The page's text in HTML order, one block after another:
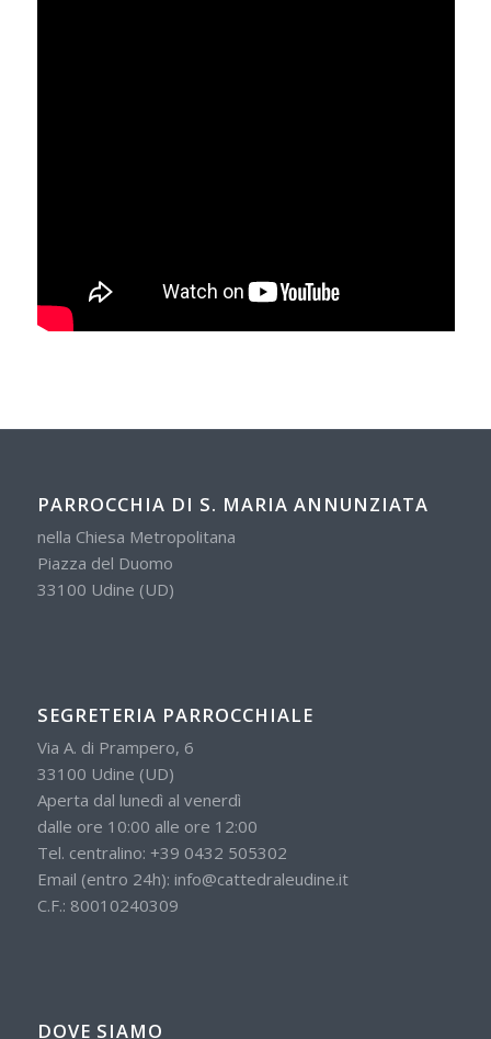
PARROCCHIA DI S. MARIA ANNUNZIATA
nella Chiesa Metropolitana
Piazza del Duomo
33100 Udine (UD)
SEGRETERIA PARROCCHIALE
Via A. di Prampero, 6
33100 Udine (UD)
Aperta dal lunedì al venerdì
dalle ore 10:00 alle ore 12:00
Tel. centralino: +39 0432 505302
Email (entro 24h): info@cattedraleudine.it
C.F.: 80010240309
DOVE SIAMO